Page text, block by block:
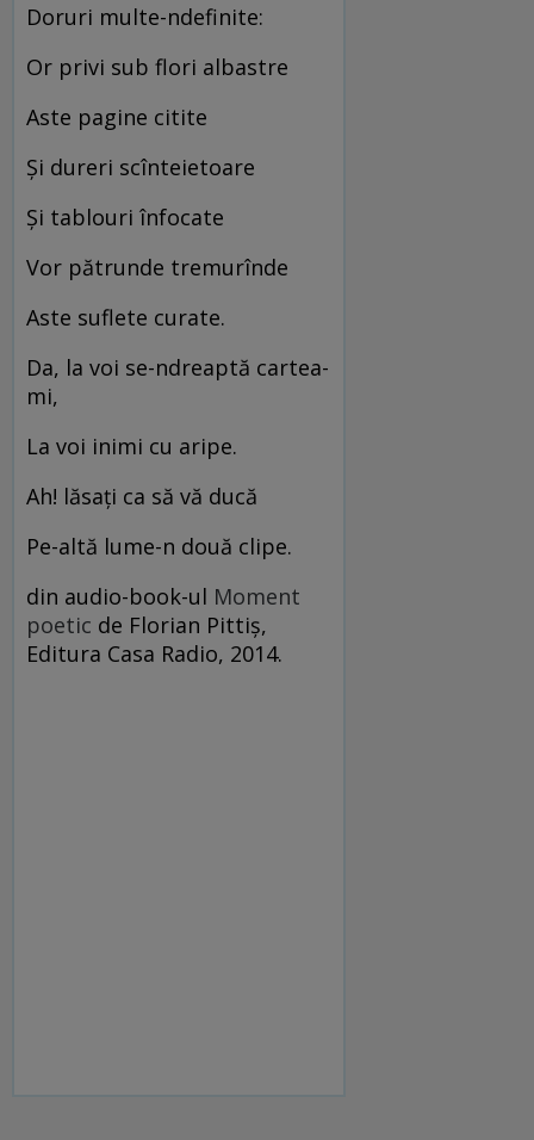
Doruri multe-ndefinite:
Or privi sub flori albastre
Aste pagine citite
Și dureri scînteietoare
Și tablouri înfocate
Vor pătrunde tremurînde
Aste suflete curate.
Da, la voi se-ndreaptă cartea-
mi,
La voi inimi cu aripe.
Ah! lăsați ca să vă ducă
Pe-altă lume-n două clipe.
din audio-book-ul Moment
poetic de Florian Pittiş,
Editura Casa Radio, 2014.